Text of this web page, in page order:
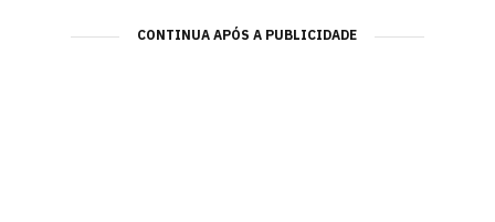
CONTINUA APÓS A PUBLICIDADE